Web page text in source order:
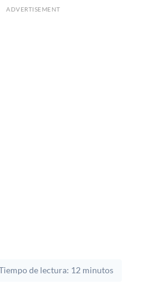
ADVERTISEMENT
de lectura: 12 minutos